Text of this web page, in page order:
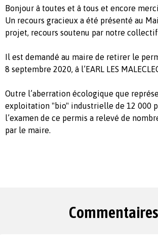
Bonjour à toutes et à tous et encore
Un recours gracieux a été présenté au
projet, recours soutenu par notre
Il est demandé au maire de retirer le
8 septembre 2020, à l’EARL LES
Outre l’aberration écologique que
exploitation "bio" industrielle de 12 000
l’examen de ce permis a relevé de
par le maire.
Commentaires